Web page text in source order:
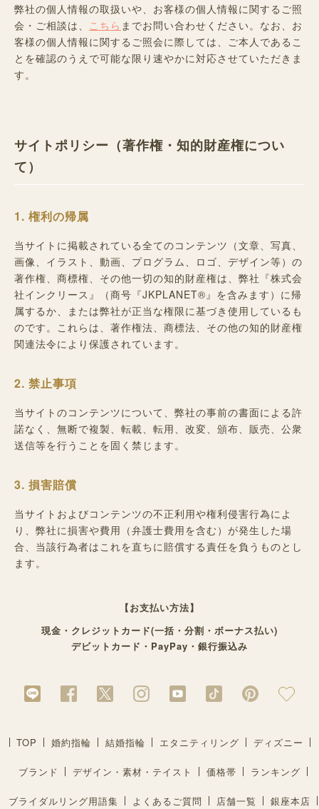
弊社の個人情報の取扱いや、お客様の個人情報に関するご照
会・ご相談は、
こちら までお問い合わせください。なお、お
客様の個人情報に関するご照会に際しては、ご本人であるこ
とを確認のうえで可能な限り速やかに対応させていただきま
す。
サイトポリシー（著作権・知的財産権につい
て）
1. 権利の帰属
当サイトに掲載されている全てのコンテンツ（文章、写真、
画像、イラスト、動画、プログラム、ロゴ、デザイン等）の
著作権、商標権、その他一切の知的財産権は、弊社『株式会
社インクリース』（商号『JKPLANET®︎』を含みます）に帰
属するか、または弊社が正当な権限に基づき使用しているも
のです。これらは、著作権法、商標法、その他の知的財産権
関連法令により保護されています。
2. 禁止事項
当サイトのコンテンツについて、弊社の事前の書面による許
諾なく、無断で複製、転載、転用、改変、頒布、販売、公衆
送信等を行うことを固く禁じます。
3. 損害賠償
当サイトおよびコンテンツの不正利用や権利侵害行為によ
り、弊社に損害や費用（弁護士費用を含む）が発生した場
合、当該行為者はこれを直ちに賠償する責任を負うものとし
ます。
【お支払い方法】
現金・クレジットカード(一括・分割・ボーナス払い)
デビットカード・PayPay・銀行振込み
TOP 婚約指輪 結婚指輪 エタニティリング ディズニー
ブランド デザイン・素材・テイスト 価格帯 ランキング
ブライダルリング用語集 よくあるご質問 店舗一覧 銀座本店